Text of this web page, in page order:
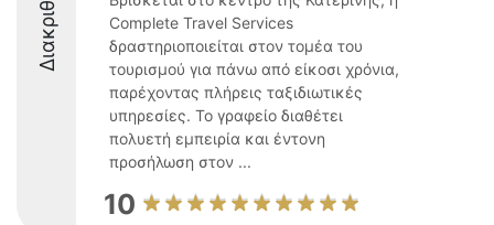
Complete Travel Services
δραστηριοποιείται στον τομέα του
τουρισμού για πάνω από είκοσι χρόνια,
παρέχοντας πλήρεις ταξιδιωτικές
υπηρεσίες. Το γραφείο διαθέτει
πολυετή εμπειρία και έντονη
προσήλωση στον ...
10